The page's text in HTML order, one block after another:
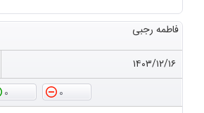
فاطمه رجبی
۱۴۰۳/۱۲/۱۶
0
0